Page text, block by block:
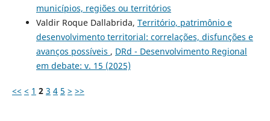
municí­pios, regiões ou territórios
Valdir Roque Dallabrida, Território, patrimônio e
desenvolvimento territorial: correlações, disfunções e
avanços possíveis , DRd - Desenvolvimento Regional
em debate: v. 15 (2025)
<< < 1 2 3 4 5 > >>